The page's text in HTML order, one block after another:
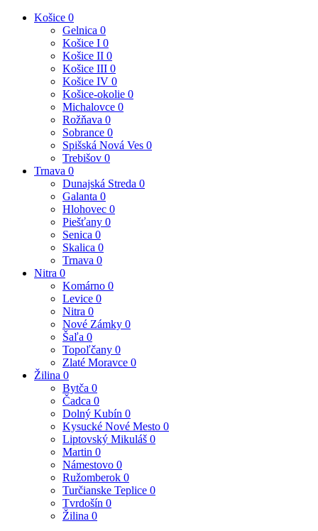
Košice 0
Gelnica 0
Košice I 0
Košice II 0
Košice III 0
Košice IV 0
Košice-okolie 0
Michalovce 0
Rožňava 0
Sobrance 0
Spišská Nová Ves 0
Trebišov 0
Trnava 0
Dunajská Streda 0
Galanta 0
Hlohovec 0
Piešťany 0
Senica 0
Skalica 0
Trnava 0
Nitra 0
Komárno 0
Levice 0
Nitra 0
Nové Zámky 0
Šaľa 0
Topoľčany 0
Zlaté Moravce 0
Žilina 0
Bytča 0
Čadca 0
Dolný Kubín 0
Kysucké Nové Mesto 0
Liptovský Mikuláš 0
Martin 0
Námestovo 0
Ružomberok 0
Turčianske Teplice 0
Tvrdošín 0
Žilina 0